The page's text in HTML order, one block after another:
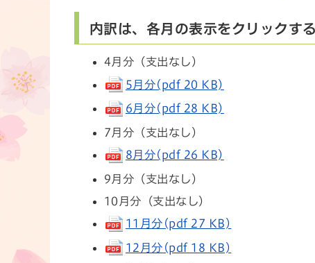
内訳は、各月の表示をクリックす
4月分（支出なし）
5月分(pdf 20 KB)
6月分(pdf 28 KB)
7月分（支出なし）
8月分(pdf 26 KB)
9月分（支出なし）
10月分（支出なし）
11月分(pdf 27 KB)
12月分(pdf 18 KB)